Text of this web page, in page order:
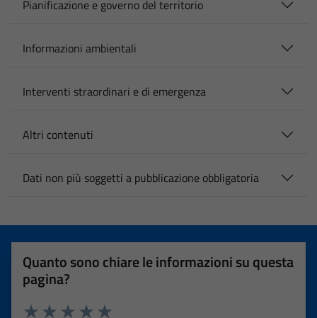
Pianificazione e governo del territorio
Informazioni ambientali
Interventi straordinari e di emergenza
Altri contenuti
Dati non più soggetti a pubblicazione obbligatoria
Quanto sono chiare le informazioni su questa
pagina?